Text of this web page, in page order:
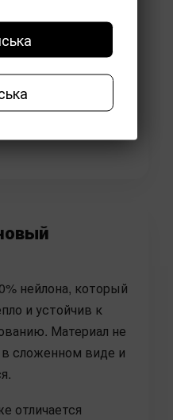
нейлона, который
и устойчив к
Материал не
сложенном виде и
отличается